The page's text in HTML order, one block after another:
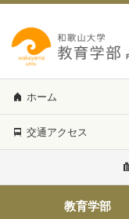
ホーム
交通アクセス
教育学部